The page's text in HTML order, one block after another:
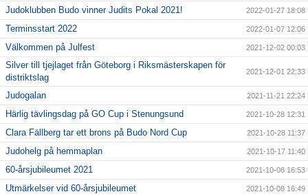
Judoklubben Budo vinner Judits Pokal 2021! 2022-01-27 18:08
Terminsstart 2022 2022-01-07 12:06
Välkommen på Julfest 2021-12-02 00:03
Silver till tjejlaget från Göteborg i Riksmästerskapen för
distriktslag
2021-12-01 22:33
Judogalan 2021-11-21 22:24
Härlig tävlingsdag på GO Cup i Stenungsund 2021-10-28 12:31
Clara Fällberg tar ett brons på Budo Nord Cup 2021-10-28 11:37
Judohelg på hemmaplan 2021-10-17 11:40
60-årsjubileumet 2021 2021-10-08 16:53
Utmärkelser vid 60-årsjubileumet 2021-10-08 16:49